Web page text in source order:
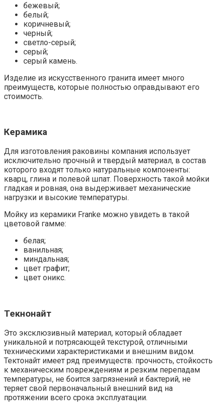
бежевый;
белый;
коричневый;
черный;
светло-серый;
серый;
серый камень.
Изделие из искусственного гранита имеет много
преимуществ, которые полностью оправдывают его
стоимость.
Керамика
Для изготовления раковины компания использует
исключительно прочный и твердый материал, в состав
которого входят только натуральные компоненты:
кварц, глина и полевой шпат. Поверхность такой мойки
гладкая и ровная, она выдерживает механические
нагрузки и высокие температуры.
Мойку из керамики Franke можно увидеть в такой
цветовой гамме:
белая;
ванильная;
миндальная;
цвет графит;
цвет оникс.
Текнонайт
Это эксклюзивный материал, который обладает
уникальной и потрясающей текстурой, отличными
техническими характеристиками и внешним видом.
Тектонайт имеет ряд преимуществ: прочность, стойкость
к механическим повреждениям и резким перепадам
температуры, не боится загрязнений и бактерий, не
теряет свой первоначальный внешний вид на
протяжении всего срока эксплуатации.